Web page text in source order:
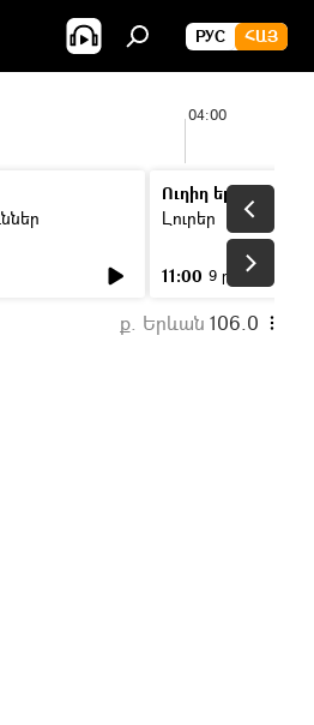
РУС ՀԱՅ
04:00
Ուղիղ եթեր
Լուրեր
11:00 9 ր
ք. Երևան 106.0